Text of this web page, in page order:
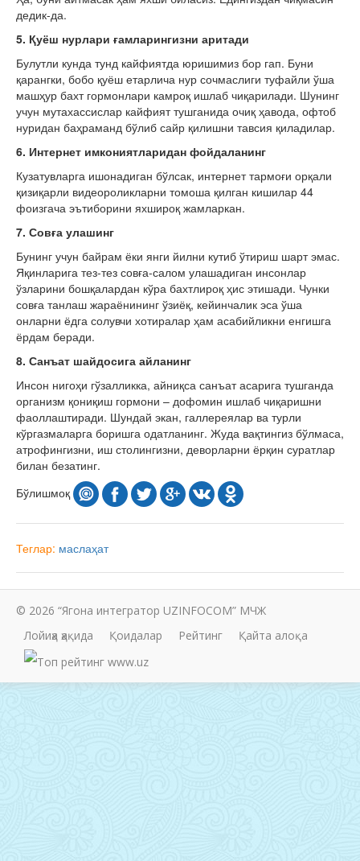
дедик-да.
5. Қуёш нурлари ғамларингизни аритади
Булутли кунда тунд кайфиятда юришимиз бор гап. Буни
қарангки, бобо қуёш етарлича нур сочмаслиги туфайли ўша
машҳур бахт гормонлари камроқ ишлаб чиқарилади. Шунинг
учун мутахассислар кайфият тушганида очиқ ҳавода, офтоб
нуридан баҳраманд бўлиб сайр қилишни тавсия қиладилар.
6. Интернет имкониятларидан фойдаланинг
Кузатувларга ишонадиган бўлсак, интернет тармоғи орқали
қизиқарли видеороликларни томоша қилган кишилар 44
фоизгача эътиборини яхшироқ жамларкан.
7. Совға улашинг
Бунинг учун байрам ёки янги йилни кутиб ўтириш шарт эмас.
Яқинларига тез-тез совға-салом улашадиган инсонлар
ўзларини бошқалардан кўра бахтлироқ ҳис этишади. Чунки
совға танлаш жараёнининг ўзиёқ, кейинчалик эса ўша
онларни ёдга солувчи хотиралар ҳам асабийликни енгишга
ёрдам беради.
8. Санъат шайдосига айланинг
Инсон нигоҳи гўзалликка, айниқса санъат асарига тушганда
организм қониқиш гормони – дофомин ишлаб чиқаришни
фаоллаштиради. Шундай экан, галлереялар ва турли
кўргазмаларга боришга одатланинг. Жуда вақтингиз бўлмаса,
атрофингизни, иш столингизни, деворларни ёрқин суратлар
билан безатинг.
Бўлишмоқ
Теглар: маслаҳат
© 2026 “Ягона интегратор UZINFOCOM” МЧЖ
Лойиҳа ҳақида
Қоидалар Рейтинг Қайта алоқа